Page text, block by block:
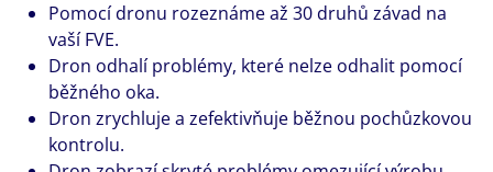
Pomocí dronu rozeznáme až 30 druhů závad na
vaší FVE.
Dron odhalí problémy, které nelze odhalit pomocí
běžného oka.
Dron zrychluje a zefektivňuje běžnou pochůzkovou
kontrolu.